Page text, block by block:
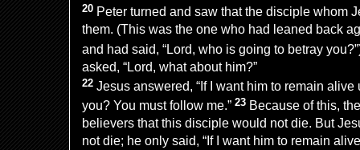
20 Peter turned and saw that the disciple whom
them. (This was the one who had leaned back
and had said, “Lord, who is going to betray
asked, “Lord, what about him?”
22 Jesus answered, “If I want him to remain
you? You must follow me.” 23 Because of this,
believers that this disciple would not die. But
not die; he only said, “If I want him to remain